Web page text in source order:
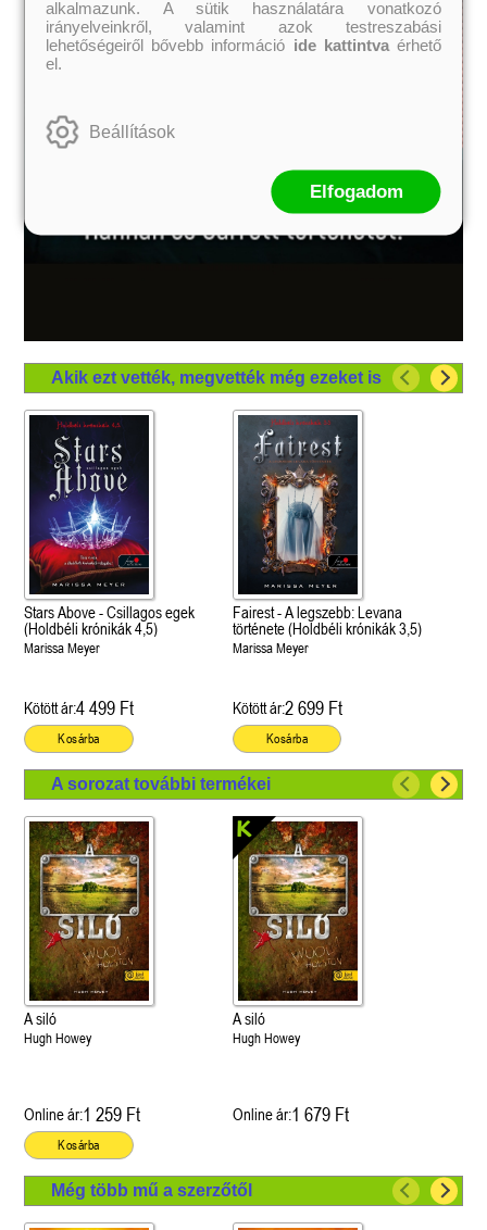
Akik ezt vették, megvették még ezeket is
Stars Above - Csillagos egek
(Holdbéli krónikák 4,5)
Marissa Meyer
Kötött ár:4 499 Ft
Kosárba
Fairest - A legszebb: Levana
története (Holdbéli krónikák 3,5)
Marissa Meyer
Kötött ár:2 699 Ft
Kosárba
A sorozat további termékei
A siló
Hugh Howey
Online ár:1 259 Ft
Kosárba
A siló
Hugh Howey
Online ár:1 679 Ft
Még több mű a szerzőtől
alkalmazunk. A sütik használatára vonatkozó
irányelveinkről, valamint azok testreszabási
lehetőségeiről bővebb információ ide kattintvaérhető
el.
Beállítások
Elfogadom